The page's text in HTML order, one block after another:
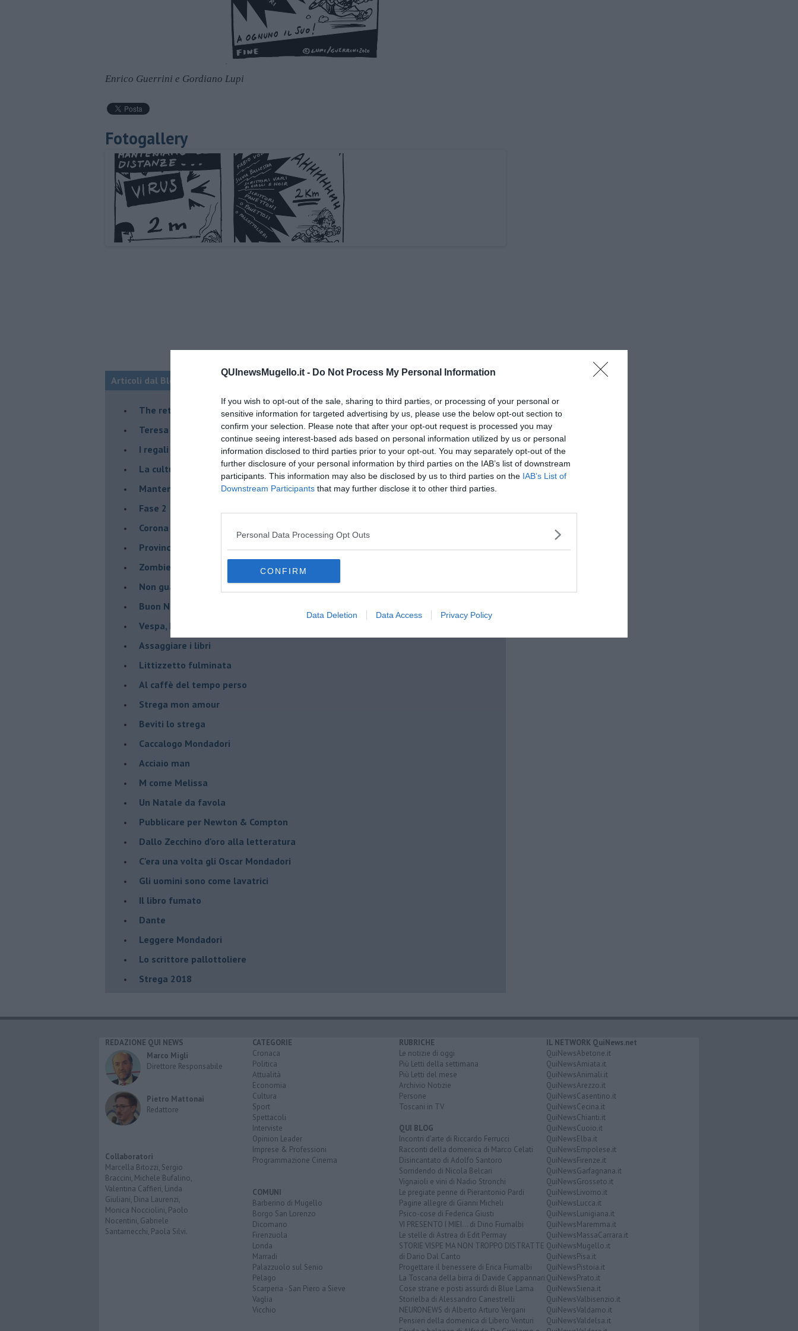
QUInewsMugello.it - Do Not Process My Personal Information
If you wish to opt-out of the sale, sharing to third parties, or processing of your personal or
sensitive information for targeted advertising by us, please use the below opt-out section to
confirm your selection. Please note that after your opt-out request is processed you may
continue seeing interest-based ads based on personal information utilized by us or personal
information disclosed to third parties prior to your opt-out. You may separately opt-out of the
further disclosure of your personal information by third parties on the IAB’s list of downstream
participants. This information may also be disclosed by us to third parties on the IAB’s List of
Downstream Participants that may further disclose it to other third parties.
Personal Data Processing Opt Outs
CONFIRM
Data Deletion Data Access Privacy Policy
Enrico Guerrini e Gordiano Lupi
Fotogallery
Articoli dal Blog “Lo scrittore sfigato” di Enrico Guerrini e Gordiano Lupi
The return
Teresa Ciabatti e lo scrittore sfigato
I regali di Natale dello scrittore sfigato
La cultura a Piombino, vignette di Lupi e Guerrini
Manteniamo le distanze
Fase 2
Corona Virus
Provincialismi
Zombie letterari
Non guardarti l'ombelico
Buon Natale
Vespa, Bianchini e il Tg
Assaggiare i libri
Littizzetto fulminata
Al caffè del tempo perso
Strega mon amour
Beviti lo strega
Caccalogo Mondadori
Acciaio man
M come Melissa
Un Natale da favola
Pubblicare per Newton & Compton
Dallo Zecchino d'oro alla letteratura
C'era una volta gli Oscar Mondadori
Gli uomini sono come lavatrici
Il libro fumato
Dante
Leggere Mondadori
Lo scrittore pallottoliere
Strega 2018
REDAZIONE QUI NEWS
Marco Migli
Direttore Responsabile
Pietro Mattonai
Redattore
Collaboratori
Marcella Bitozzi, Sergio
Braccini, Michele Bufalino,
Valentina Caffieri, Linda
Giuliani, Dina Laurenzi,
Monica Nocciolini, Paolo
Nocentini, Gabriele
Santarnecchi, Paola Silvi.
CATEGORIE
Cronaca
Politica
Attualità
Economia
Cultura
Sport
Spettacoli
Interviste
Opinion Leader
Imprese & Professioni
Programmazione Cinema
COMUNI
Barberino di Mugello
Borgo San Lorenzo
Dicomano
Firenzuola
Londa
Marradi
Palazzuolo sul Senio
Pelago
Scarperia - San Piero a Sieve
Vaglia
Vicchio
RUBRICHE
Le notizie di oggi
Più Letti della settimana
Più Letti del mese
Archivio Notizie
Persone
Toscani in TV
QUI BLOG
Incontri d'arte di Riccardo Ferrucci
Racconti della domenica di Marco Celati
Disincantato di Adolfo Santoro
Sorridendo di Nicola Belcari
Vignaioli e vini di Nadio Stronchi
Le pregiate penne di Pierantonio Pardi
Pagine allegre di Gianni Micheli
Psico-cose di Federica Giusti
VI PRESENTO I MIEI... di Dino Fiumalbi
Le stelle di Astrea di Edit Permay
STORIE VISPE MA NON TROPPO DISTRATTE
di Dario Dal Canto
Progettare il benessere di Erica Fiumalbi
La Toscana della birra di Davide Cappannari
Cose strane e posti assurdi di Blue Lama
Storielba di Alessandro Canestrelli
NEURONEWS di Alberto Arturo Vergani
Pensieri della domenica di Libero Venturi
IL NETWORK QuiNews.net
QuiNewsAbetone.it
QuiNewsAmiata.it
QuiNewsAnimali.it
QuiNewsArezzo.it
QuiNewsCasentino.it
QuiNewsCecina.it
QuiNewsChianti.it
QuiNewsCuoio.it
QuiNewsElba.it
QuiNewsEmpolese.it
QuiNewsFirenze.it
QuiNewsGarfagnana.it
QuiNewsGrosseto.it
QuiNewsLivorno.it
QuiNewsLucca.it
QuiNewsLunigiana.it
QuiNewsMaremma.it
QuiNewsMassaCarrara.it
QuiNewsMugello.it
QuiNewsPisa.it
QuiNewsPistoia.it
QuiNewsPrato.it
QuiNewsSiena.it
QuiNewsValbisenzio.it
QuiNewsValdarno.it
QuiNewsValdelsa.it